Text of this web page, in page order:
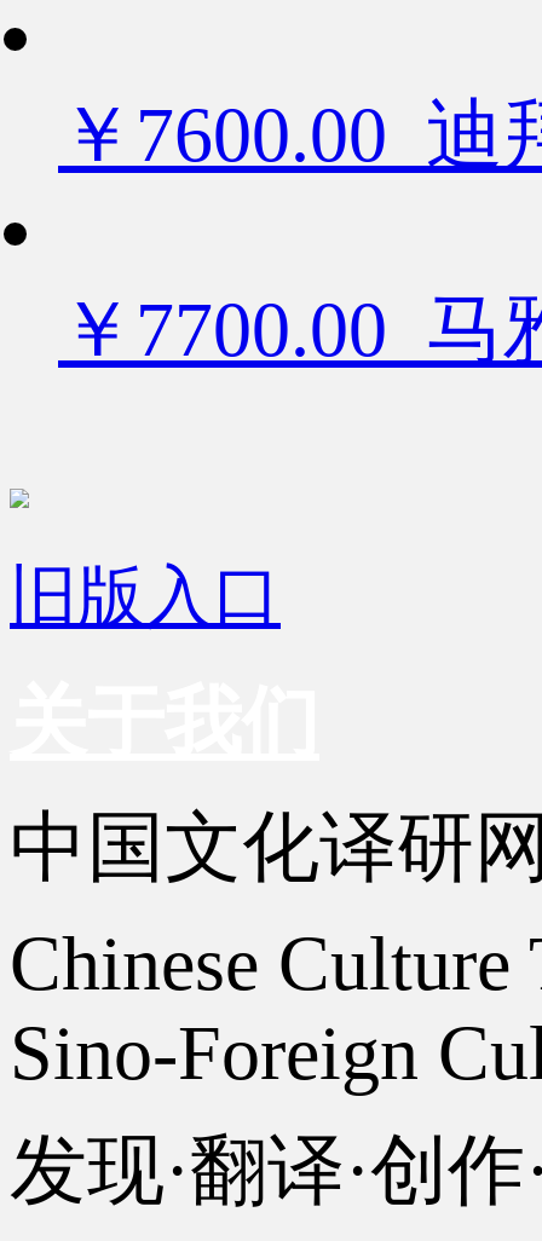
￥7600.00
￥7700.00 马
旧版入口
中国文化译研
Chinese
Sino-Foreign
发现·翻译·创